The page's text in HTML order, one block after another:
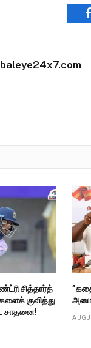
சித்தார்த்
குவித்து
சாதனை!